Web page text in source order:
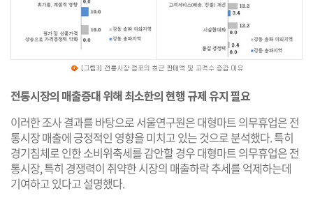
전통시장의 매출증대 위해 최소한의 현행 규제 유지 필요
이러한 조사 결과를 바탕으로 서울연구원은 대형마트 의무휴업은 전
통시장 매출에 긍정적인 영향을 미치고 있는 것으로 분석했다. 특히
경기침체로 인한 소비위축세를 감안할 경우 대형마트 의무휴업은 전
통시장, 특히 경쟁력이 취약한 시장의 매출하락 추세를 억제하는데
기여하고 있다고 설명했다.